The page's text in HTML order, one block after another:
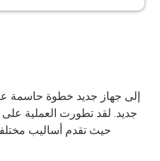
حيث تقدم أساليب